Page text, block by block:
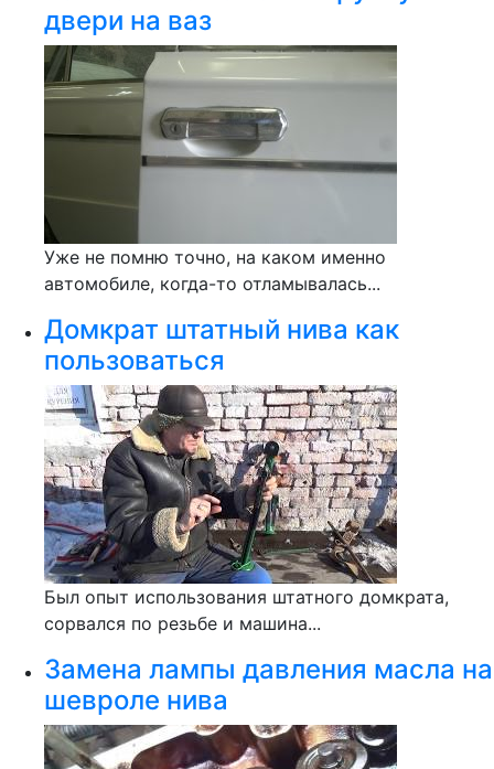
двери на ваз
Уже не помню точно, на каком именно
автомобиле, когда-то отламывалась...
Домкрат штатный нива как
пользоваться
Был опыт использования штатного домкрата,
сорвался по резьбе и машина...
Замена лампы давления масла на
шевроле нива